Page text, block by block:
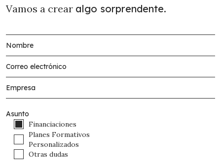
Vamos a crear algo sorprendente.
Asunto
Financiaciones
Planes Formativos
Personalizados
Otras dudas